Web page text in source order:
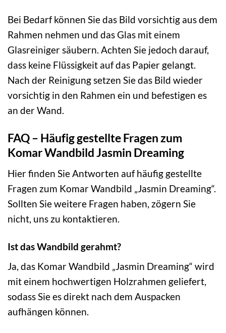
Bei Bedarf können Sie das Bild vorsichtig aus dem
Rahmen nehmen und das Glas mit einem
Glasreiniger säubern. Achten Sie jedoch darauf,
dass keine Flüssigkeit auf das Papier gelangt.
Nach der Reinigung setzen Sie das Bild wieder
vorsichtig in den Rahmen ein und befestigen es
an der Wand.
FAQ – Häufig gestellte Fragen zum
Komar Wandbild Jasmin Dreaming
Hier finden Sie Antworten auf häufig gestellte
Fragen zum Komar Wandbild „Jasmin Dreaming“.
Sollten Sie weitere Fragen haben, zögern Sie
nicht, uns zu kontaktieren.
Ist das Wandbild gerahmt?
Ja, das Komar Wandbild „Jasmin Dreaming“ wird
mit einem hochwertigen Holzrahmen geliefert,
sodass Sie es direkt nach dem Auspacken
aufhängen können.